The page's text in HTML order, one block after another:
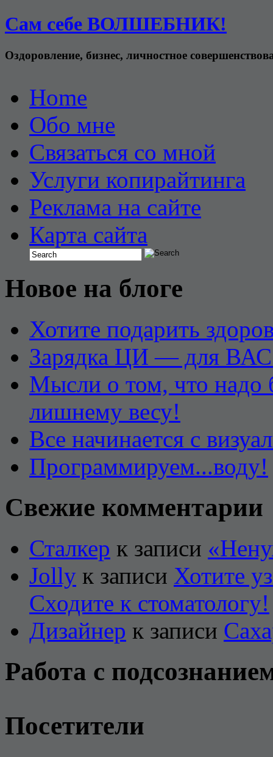
Сам себе ВОЛШЕБНИК!
Оздоровление, бизнес, личностное
Home
Обо мне
Связаться со мной
Услуги копирайтинга
Реклама на сайте
Карта сайта
Новое на блоге
Хотите подарить
Зарядка ЦИ — для
Мысли о том, что надо
лишнему весу!
Все начинается с
Программируем...воду!
Свежие комментарии
Сталкер к записи
Jolly к записи Хотите
Сходите к стоматологу!
Дизайнер к записи
Работа с
Посетители